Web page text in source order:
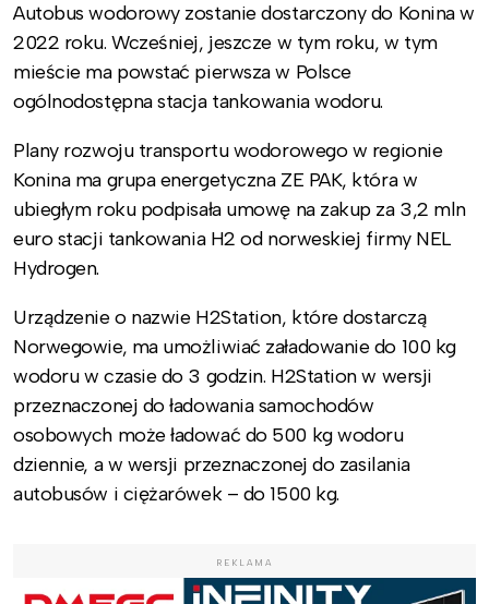
Autobus wodorowy zostanie dostarczony do Konina w
2022 roku. Wcześniej, jeszcze w tym roku, w tym
mieście ma powstać pierwsza w Polsce
ogólnodostępna stacja tankowania wodoru.
Plany rozwoju transportu wodorowego w regionie
Konina ma grupa energetyczna ZE PAK, która w
ubiegłym roku podpisała umowę na zakup za 3,2 mln
euro stacji tankowania H2 od norweskiej firmy NEL
Hydrogen.
Urządzenie o nazwie H2Station, które dostarczą
Norwegowie, ma umożliwiać załadowanie do 100 kg
wodoru w czasie do 3 godzin. H2Station w wersji
przeznaczonej do ładowania samochodów
osobowych może ładować do 500 kg wodoru
dziennie, a w wersji przeznaczonej do zasilania
autobusów i ciężarówek – do 1500 kg.
REKLAMA